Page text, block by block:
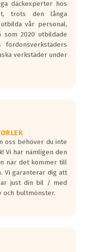
är
däckexperter hos
trots den långa
vår personal,
2020 utbildade
fordonsverkstäders
verkstäder under
oss behöver du inte
Vi har nämligen den
när det kommer till
Vi garanterar dig att
just din bil / med
och bultmönster.